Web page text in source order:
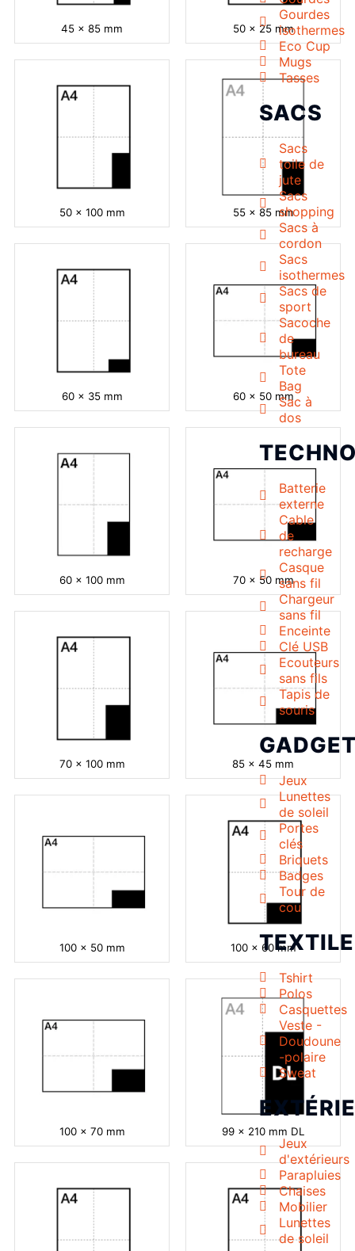
Gourdes
isothermes
Eco Cup
Mugs
Tasses
SACS
Sacs
toile de
jute
Sacs
shopping
Sacs à
cordon
Sacs
isothermes
Sacs de
sport
Sacoche
de
bureau
Tote
Bag
Sac à
dos
Batterie
externe
Cable
de
recharge
Casque
sans fil
Chargeur
sans fil
Enceinte
Clé USB
Ecouteurs
sans fils
Tapis de
souris
Jeux
Lunettes
de soleil
Portes
clés
Briquets
Badges
Tour de
cou
TEXTILE
Tshirt
Polos
Casquettes
Veste -
Doudoune
-polaire
Sweat
Jeux
d'extérieurs
Parapluies
Chaises
Mobilier
Lunettes
de soleil
45 x 85 mm 50 x 25 mm
50 x 100 mm 55 x 85 mm
60 x 35 mm 60 x 50 mm
60 x 100 mm 70 x 50 mm
70 x 100 mm 85 x 45 mm
100 x 50 mm 100 x 60 mm
100 x 70 mm 99 x 210 mm DL